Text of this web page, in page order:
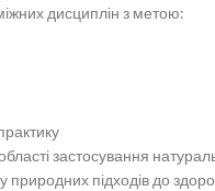
дисциплін з метою:
застосування
природних підходів до